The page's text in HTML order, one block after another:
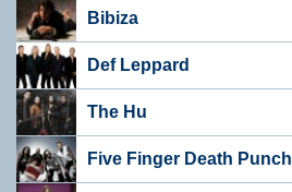
Bibiza
Def Leppard
The Hu
Five Finger Death Punch